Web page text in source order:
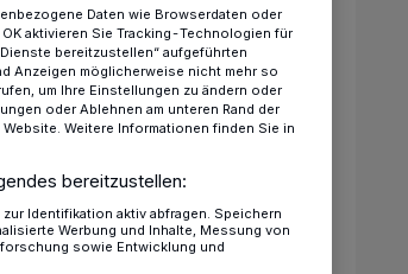
Daten wie Browserdaten oder
aktivieren Sie Tracking-Technologien für
bereitzustellen“ aufgeführten
Anzeigen möglicherweise nicht mehr so
um Ihre Einstellungen zu ändern oder
oder Ablehnen am unteren Rand der
Weitere Informationen finden Sie in
bereitzustellen:
Identifikation aktiv abfragen. Speichern
Werbung und Inhalte, Messung von
sowie Entwicklung und